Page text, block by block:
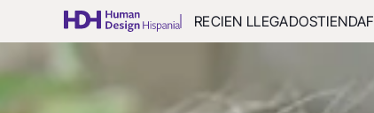
RECIEN LLEGADOSTIENDA